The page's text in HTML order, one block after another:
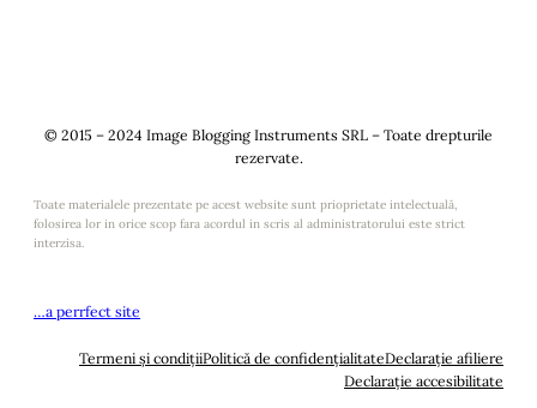
© 2015 – 2024 Image Blogging Instruments SRL – Toate drepturile
rezervate.
Toate materialele prezentate pe acest website sunt prioprietate intelectuală,
folosirea lor in orice scop fara acordul in scris al administratorului este strict
interzisa.
…a perrfect site
Termeni și condițiiPolitică de confidențialitateDeclarație afiliere
Declarație accesibilitate